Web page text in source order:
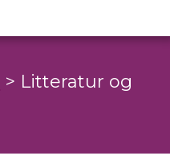
> Litteratur og